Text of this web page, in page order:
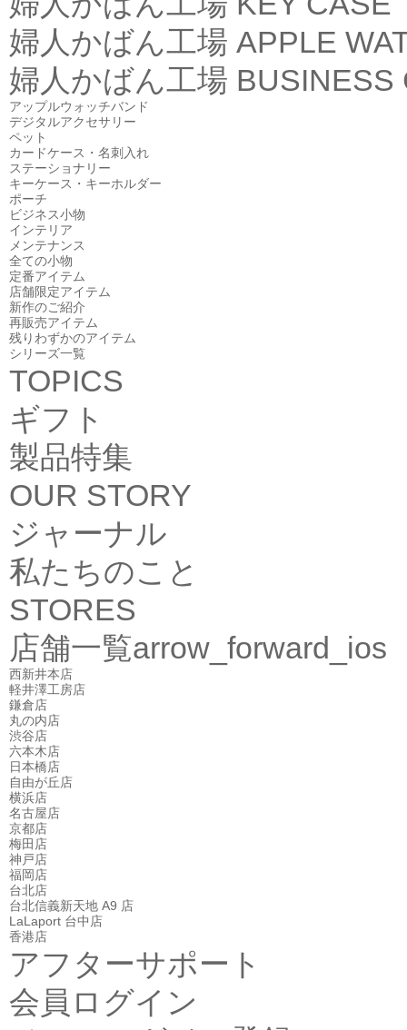
婦人かばん工場 APPLE
婦人かばん工場 BUSINESS
アップルウォッチバンド
デジタルアクセサリー
ペット
カードケース・名刺入れ
ステーショナリー
キーケース・キーホルダー
ポーチ
ビジネス小物
インテリア
メンテナンス
全ての小物
定番アイテム
店舗限定アイテム
新作のご紹介
再販売アイテム
残りわずかのアイテム
シリーズ一覧
TOPICS
ギフト
製品特集
OUR STORY
ジャーナル
私たちのこと
STORES
店舗一覧arrow_forward_ios
西新井本店
軽井澤工房店
鎌倉店
丸の内店
渋谷店
六本木店
日本橋店
自由が丘店
横浜店
名古屋店
京都店
梅田店
神戸店
福岡店
台北店
台北信義新天地 A9 店
LaLaport 台中店
香港店
アフターサポート
会員ログイン